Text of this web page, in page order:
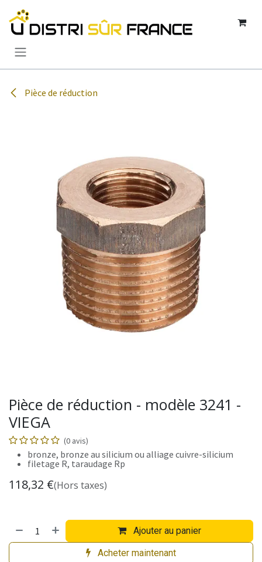
Pièce de réduction
Pièce de réduction - modèle 3241 -
VIEGA
(0 avis)
bronze, bronze au silicium ou alliage cuivre-​silicium
filetage R, taraudage Rp
118,32 €(Hors taxes)
Ajouter au panier
Acheter maintenant